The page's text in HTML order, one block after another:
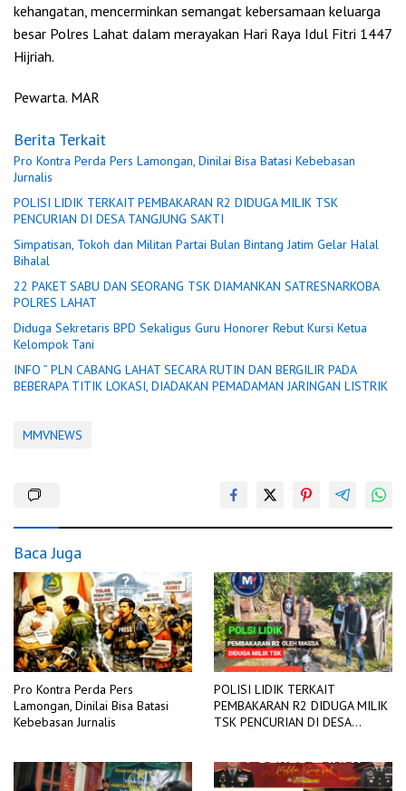
kehangatan, mencerminkan semangat kebersamaan keluarga
besar Polres Lahat dalam merayakan Hari Raya Idul Fitri 1447
Hijriah.
Pewarta. MAR
Berita Terkait
Pro Kontra Perda Pers Lamongan, Dinilai Bisa Batasi Kebebasan
Jurnalis
POLISI LIDIK TERKAIT PEMBAKARAN R2 DIDUGA MILIK TSK
PENCURIAN DI DESA TANGJUNG SAKTI
Simpatisan, Tokoh dan Militan Partai Bulan Bintang Jatim Gelar Halal
Bihalal
22 PAKET SABU DAN SEORANG TSK DIAMANKAN SATRESNARKOBA
POLRES LAHAT
Diduga Sekretaris BPD Sekaligus Guru Honorer Rebut Kursi Ketua
Kelompok Tani
INFO ” PLN CABANG LAHAT SECARA RUTIN DAN BERGILIR PADA
BEBERAPA TITIK LOKASI, DIADAKAN PEMADAMAN JARINGAN LISTRIK
MMVNEWS
Baca Juga
Pro Kontra Perda Pers
Lamongan, Dinilai Bisa Batasi
Kebebasan Jurnalis
POLISI LIDIK TERKAIT
PEMBAKARAN R2 DIDUGA MILIK
TSK PENCURIAN DI DESA